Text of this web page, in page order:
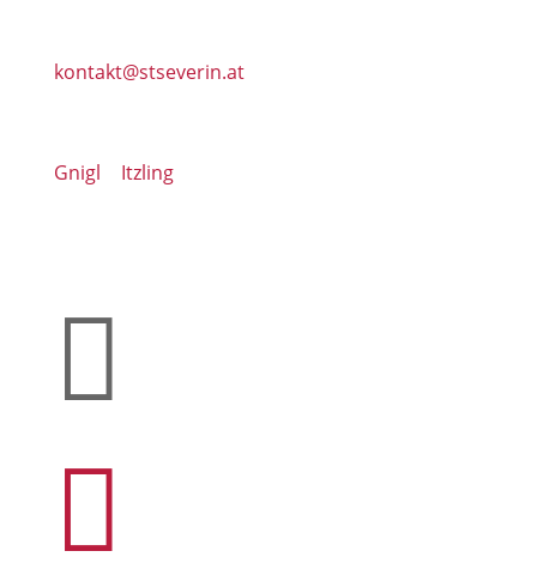
kontakt@stseverin.at
Gnigl
Itzling

